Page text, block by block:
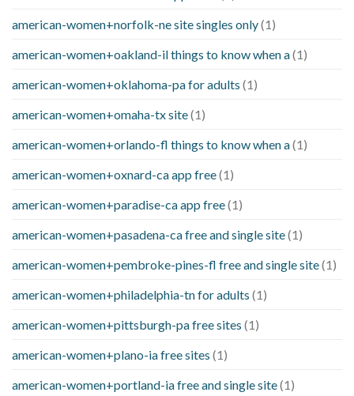
american-women+norfolk-ne site singles only(1)
american-women+oakland-il things to know when a(1)
american-women+oklahoma-pa for adults (1)
american-women+omaha-tx site(1)
american-women+orlando-fl things to know when a(1)
american-women+oxnard-ca app free(1)
american-women+paradise-ca app free(1)
american-women+pasadena-ca free and single site(1)
american-women+pembroke-pines-fl free and single site(1)
american-women+philadelphia-tn for adults (1)
american-women+pittsburgh-pa free sites (1)
american-women+plano-ia free sites (1)
american-women+portland-ia free and single site(1)